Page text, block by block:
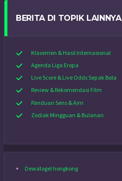
BERITA DI TOPIK LAINNYA
Klasemen & Hasil Internasional
Agenda Liga Eropa
Live Score & Live Odds Sepak Bola
Review & Rekomendasi Film
Panduan Sens & Aim
Zodiak Mingguan & Bulanan
Dewatogel hongkong